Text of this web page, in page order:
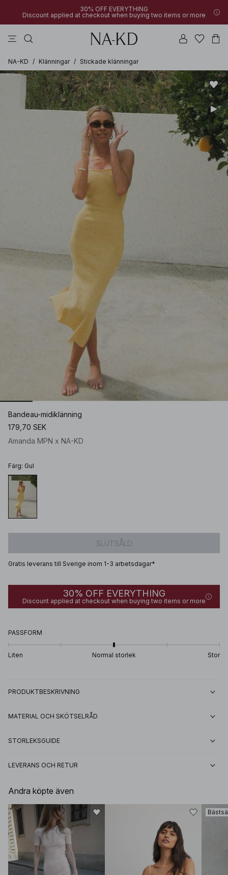
30% OFF EVERYTHING
Discount applied at checkout when buying two items or more
NA-KD / Klänningar / Stickade klänningar
Bandeau-midiklänning
179,70 SEK
Amanda MPN x NA-KD
Färg: Gul
SLUTSÅLD
Gratis leverans till Sverige inom 1-3 arbetsdagar*
30% OFF EVERYTHING
Discount applied at checkout when buying two items or more
PASSFORM
Liten Normal storlek Stor
PRODUKTBESKRIVNING
MATERIAL OCH SKÖTSELRÅD
STORLEKSGUIDE
LEVERANS OCH RETUR
Andra köpte även